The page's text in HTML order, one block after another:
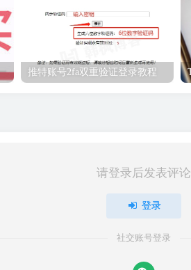
推特账号2fa双重验证登录教程
请登录后发表评论
登录
社交账号登录